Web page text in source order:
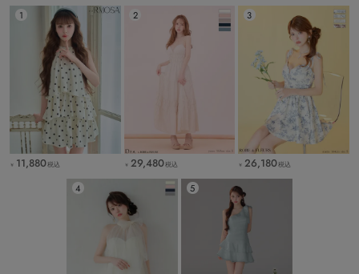
￥ 11,880税込 ￥ 29,480税込 ￥ 26,180税込